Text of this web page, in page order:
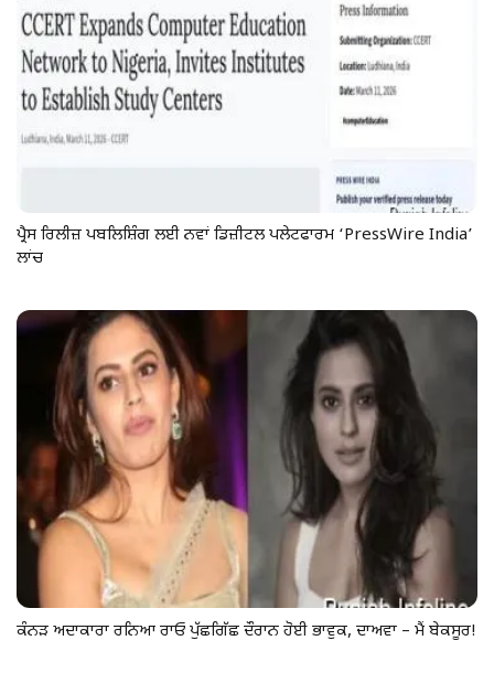
ਪ੍ਰੈਸ ਰਿਲੀਜ਼ ਪਬਲਿਸ਼ਿੰਗ ਲਈ ਨਵਾਂ ਡਿਜ਼ੀਟਲ ਪਲੇਟਫਾਰਮ ‘PressWire India’
ਲਾਂਚ
ਕੰਨੜ ਅਦਾਕਾਰਾ ਰਨਿਆ ਰਾਓ ਪੁੱਛਗਿੱਛ ਦੌਰਾਨ ਹੋਈ ਭਾਵੁਕ, ਦਾਅਵਾ – ਮੈਂ ਬੇਕਸੂਰ!